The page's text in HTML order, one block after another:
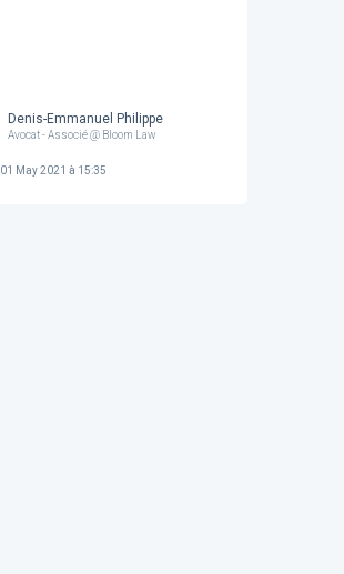
Denis-Emmanuel Philippe
Avocat - Associé @ Bloom Law
01 May 2021 à 15:35